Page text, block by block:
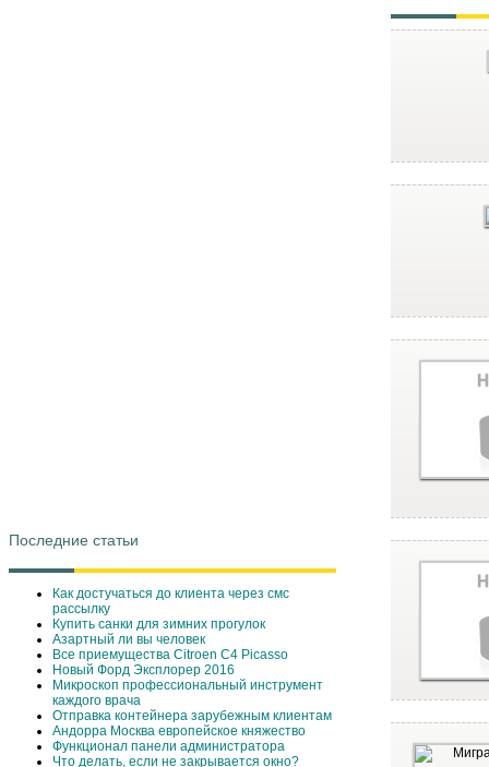
Последние статьи
Как достучаться до клиента через смс
рассылку
Купить санки для зимних прогулок
Азартный ли вы человек
Все приемущества Сitroen C4 Picasso
Новый Форд Эксплорер 2016
Микроскоп профессиональный инструмент
каждого врача
Отправка контейнера зарубежным клиентам
Андорра Москва европейское княжество
Функционал панели администратора
Что делать, если не закрывается окно?